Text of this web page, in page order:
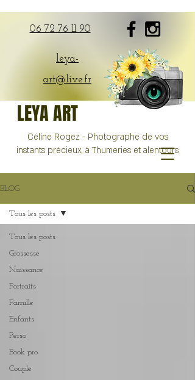
06 72 76 11 90
leya-
art@live.fr
LEYA ART
Céline Rogez - Photographe de vos
instants précieux, à Thumeries et alentours
BLOG
Tous les posts
Grossesse
Naissance
Portraits
Famille
Enfants
Perso
Book pro
Couple
Tous les posts